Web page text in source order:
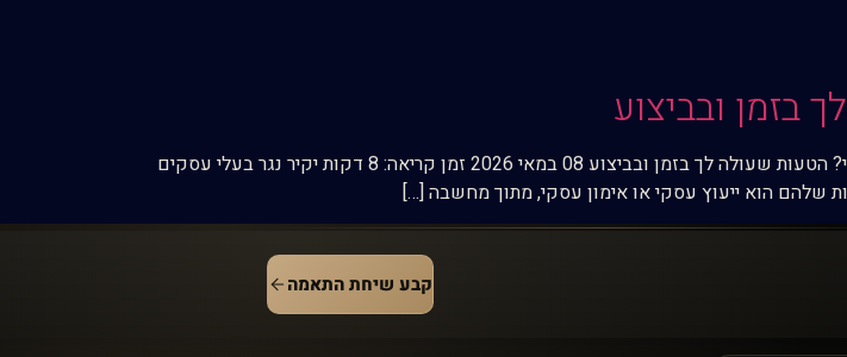
בזמן ובביצוע
דף הבית / בלוג / ייעוץ או אימון עסקי אסטרטגיה וסמכות ייעוץ עסקי או אימון עסקי? הטעות שעולה לך בזמן ובביצוע 08 במאי 2026 זמן קריאה: 8 דקות יקיר נגר בעלי עסקים
שלהם הוא ייעוץ עסקי או אימון עסקי, מתוך מחשבה […]
קבע שיחת התאמה